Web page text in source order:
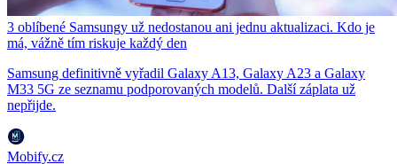
3 oblíbené Samsungy už nedostanou ani jednu aktualizaci. Kdo je
má, vážně tím riskuje každý den
Samsung definitivně vyřadil Galaxy A13, Galaxy A23 a Galaxy
M33 5G ze seznamu podporovaných modelů. Další záplata už
nepřijde.
Mobify.cz